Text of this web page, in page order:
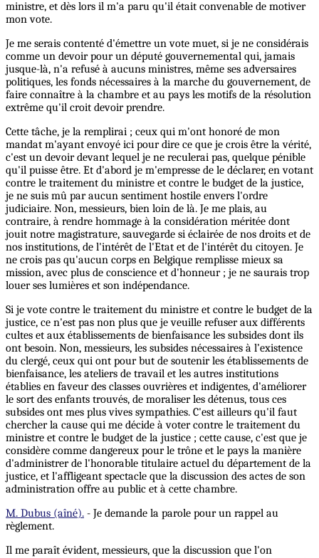
ministre, et dès lors il m'a paru qu'il était convenable de motiver
mon vote.
Je me serais contenté d'émettre un vote muet, si je ne considérais
comme un devoir pour un député gouvernemental qui, jamais
jusque-là, n'a refusé à aucuns ministres, même ses adversaires
politiques, les fonds nécessaires à la marche du gouvernement, de
faire connaître à la chambre et au pays les motifs de la résolution
extrême qu'il croit devoir prendre.
Cette tâche, je la remplirai ; ceux qui m'ont honoré de mon
mandat m'ayant envoyé ici pour dire ce que je crois être la vérité,
c'est un devoir devant lequel je ne reculerai pas, quelque pénible
qu'il puisse être. Et d'abord je m'empresse de le déclarer, en votant
contre le traitement du ministre et contre le budget de la justice,
je ne suis mû par aucun sentiment hostile envers l'ordre
judiciaire. Non, messieurs, bien loin de là. Je me plais, au
contraire, à rendre hommage à la considération méritée dont
jouit notre magistrature, sauvegarde si éclairée de nos droits et de
nos institutions, de l'intérêt de l'Etat et de l'intérêt du citoyen. Je
ne crois pas qu'aucun corps en Belgique remplisse mieux sa
mission, avec plus de conscience et d'honneur ; je ne saurais trop
louer ses lumières et son indépendance.
Si je vote contre le traitement du ministre et contre le budget de la
justice, ce n'est pas non plus que je veuille refuser aux différents
cultes et aux établissements de bienfaisance les subsides dont ils
ont besoin. Non, messieurs, les subsides nécessaires à l’existence
du clergé, ceux qui ont pour but de soutenir les établissements de
bienfaisance, les ateliers de travail et les autres institutions
établies en faveur des classes ouvrières et indigentes, d'améliorer
le sort des enfants trouvés, de moraliser les détenus, tous ces
subsides ont mes plus vives sympathies. C'est ailleurs qu'il faut
chercher la cause qui me décide à voter contre le traitement du
ministre et contre le budget de la justice ; cette cause, c'est que je
considère comme dangereux pour le trône et le pays la manière
d'administrer de l'honorable titulaire actuel du département de la
justice, et l'affligeant spectacle que la discussion des actes de son
administration offre au public et à cette chambre.
M. Dubus (aîné). - Je demande la parole pour un rappel au
règlement.
Il me paraît évident, messieurs, que la discussion que l'on